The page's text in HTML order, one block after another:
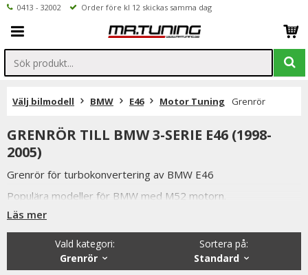
0413 - 32002 Order före kl 12 skickas samma dag
Välj bilmodell BMW E46 Motor Tuning Grenrör
GRENRÖR TILL BMW 3-SERIE E46 (1998-
2005)
Grenrör för turbokonvertering av BMW E46
Populära modeller för BMW med M52 motorn.
Läs mer
Sortera på:
Standard
Vald kategori:
Grenrör